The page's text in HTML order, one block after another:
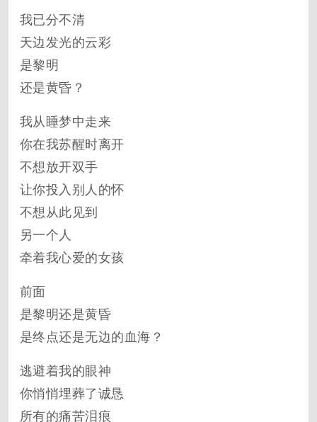
我已分不清
天边发光的云彩
是黎明
还是黄昏？
我从睡梦中走来
你在我苏醒时离开
不想放开双手
让你投入别人的怀
不想从此见到
另一个人
牵着我心爱的女孩
前面
是黎明还是黄昏
是终点还是无边的血海？
逃避着我的眼神
你悄悄埋葬了诚恳
所有的痛苦泪痕